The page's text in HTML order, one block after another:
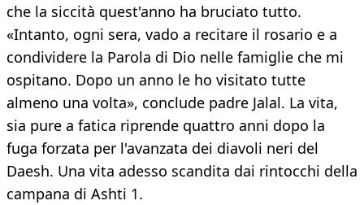
che la siccità quest'anno ha bruciato tutto.
«Intanto, ogni sera, vado a recitare il rosario e a
condividere la Parola di Dio nelle famiglie che mi
ospitano. Dopo un anno le ho visitato tutte
almeno una volta», conclude padre Jalal. La vita,
sia pure a fatica riprende quattro anni dopo la
fuga forzata per l'avanzata dei diavoli neri del
Daesh. Una vita adesso scandita dai rintocchi della
campana di Ashti 1.